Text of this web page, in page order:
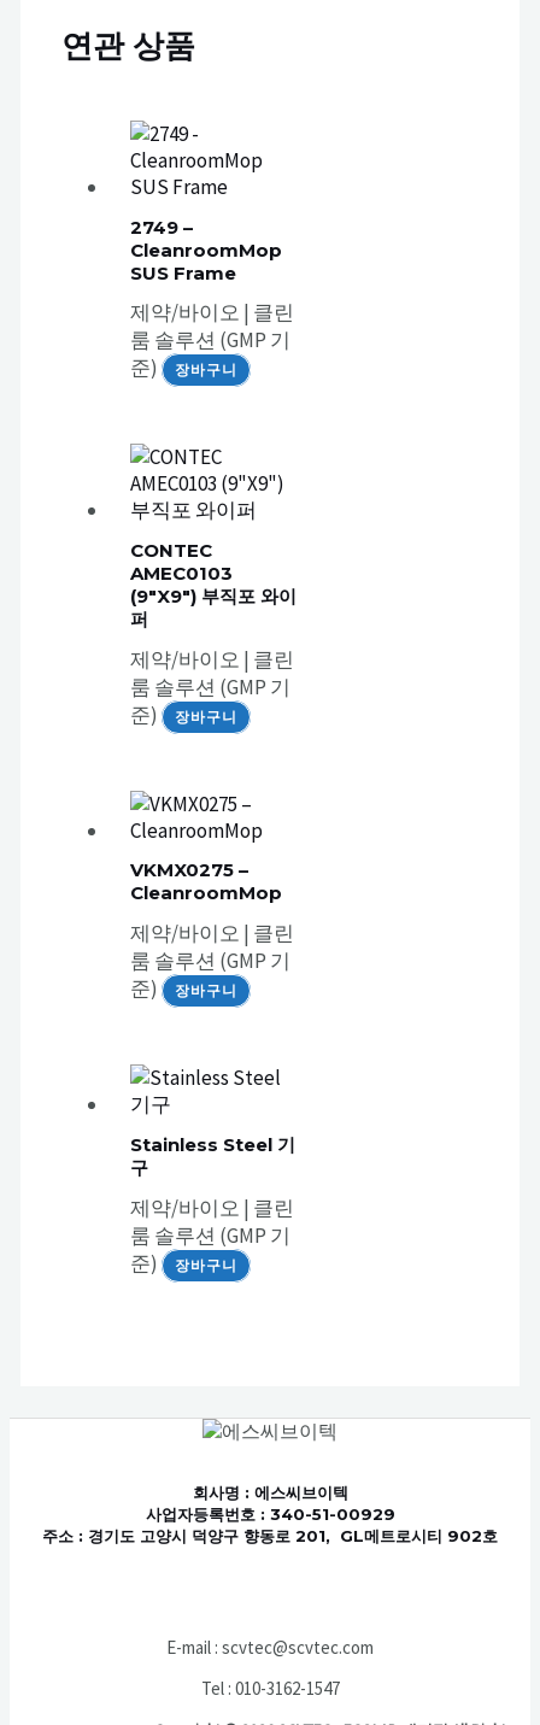
연관 상품
2749 –
CleanroomMop
SUS Frame
제약/바이오 | 클린
룸 솔루션 (GMP 기
준)
장바구니
CONTEC
AMEC0103
(9″X9″) 부직포 와이
퍼
제약/바이오 | 클린
룸 솔루션 (GMP 기
준)
장바구니
VKMX0275 –
CleanroomMop
제약/바이오 | 클린
룸 솔루션 (GMP 기
준)
장바구니
Stainless Steel 기
구
제약/바이오 | 클린
룸 솔루션 (GMP 기
준)
장바구니
회사명 : 에스씨브이텍
사업자등록번호 : 340-51-00929
주소 : 경기도 고양시 덕양구 향동로 201, GL메트로시티 902호
E-mail : scvtec@scvtec.com
Tel : 010-3162-1547